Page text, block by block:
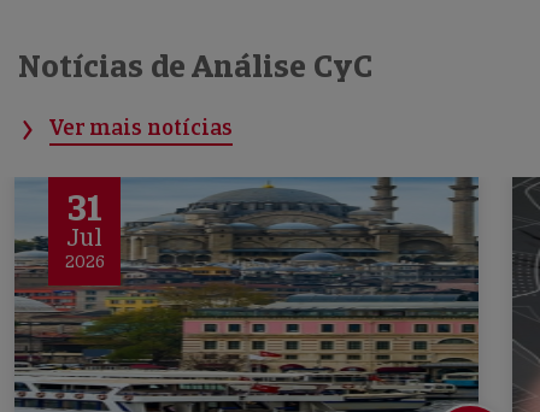
Notícias de Análise CyC
Ver mais notícias
31
Jul
2026